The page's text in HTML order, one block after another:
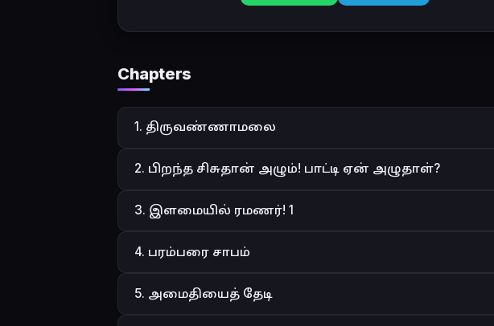
Chapters
1. திருவண்ணாமலை
2. பிறந்த சிசுதான் அழும்! பாட்டி ஏன் அழுதாள்?
3. இளமையில் ரமணர்! 1
4. பரம்பரை சாபம்
5. அமைதியைத் தேடி